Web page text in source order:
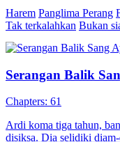
Balik Suami Lemah
banyak drama populer.
Serangan Balik